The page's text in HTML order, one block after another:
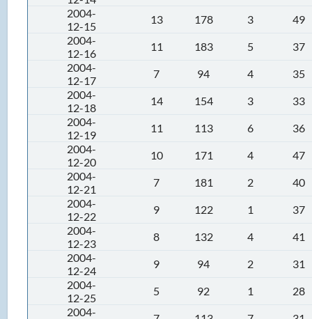
2004-
12-15
13 178 3
49
2004-
12-16
11 183 5
37
2004-
12-17
7 94 4
35
2004-
12-18
14 154 3
33
2004-
12-19
11 113 6
36
2004-
12-20
10 171 4
47
2004-
12-21
7 181 2
40
2004-
12-22
9 122 1
37
2004-
12-23
8 132 4
41
2004-
12-24
9 94 2
31
2004-
12-25
5 92 1
28
2004-